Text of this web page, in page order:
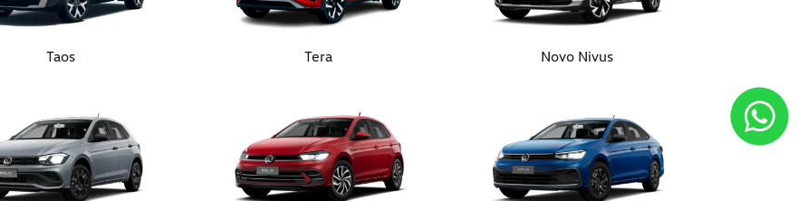
Taos Tera Novo Nivus